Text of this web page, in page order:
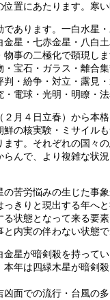
置にあたります。寒い
あります。一白水星
星・七赤金星・八白土
事の二極化で顕現しま
宝石・ガラス・離合
・紛争・対立・露見
電球・光明・明瞭・
月４日立春）から本
の核実験・ミサイル
す。それぞれの国々
んで、より複雑な状
苦労悩みの生じた事
きりと現出する年へと
状態となって来る要
内実の伴わない状態で
星が暗剣殺を持って
年は四緑木星が暗剣
面での流行・台風の